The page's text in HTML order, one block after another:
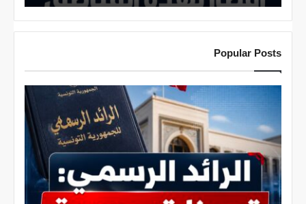
ي
ي
ذ
ر
م
ل
ب
ا
ت
Popular Posts